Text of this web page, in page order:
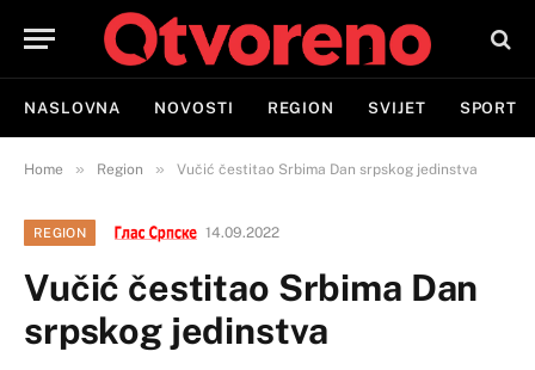
NASLOVNA NOVOSTI REGION SVIJET SPORT
Home » Region » Vučić čestitao Srbima Dan srpskog jedinstva
REGION 14.09.2022
Vučić čestitao Srbima Dan
srpskog jedinstva